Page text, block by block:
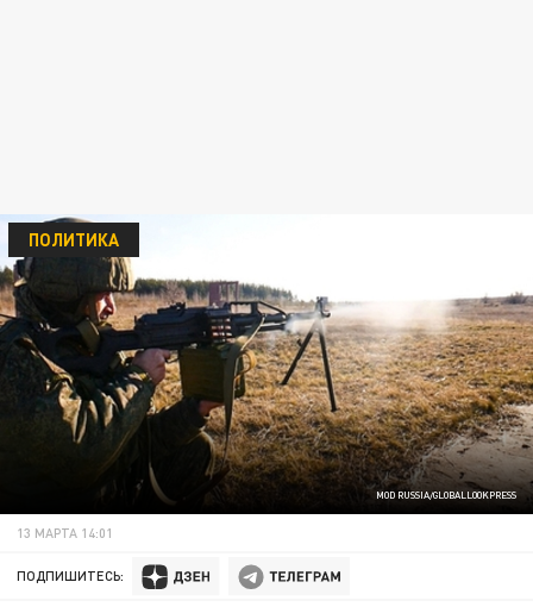
MOD RUSSIA/GLOBALLOOKPRESS
ПОЛИТИКА
13 МАРТА 14:01
ПОДПИШИТЕСЬ: